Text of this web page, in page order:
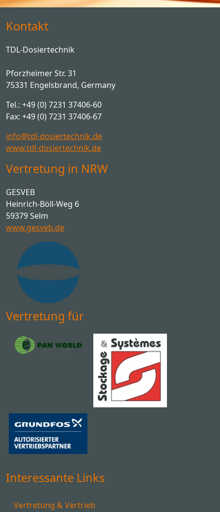
Kontakt
TDL-Dosiertechnik
Pforzheimer Str. 31
75331 Engelsbrand, Germany
Tel.: +49 (0) 7231 37406-60
Fax: +49 (0) 7231 37406-67
info@tdl-dosiertechnik.de
www.tdl-dosiertechnik.de
Vertretung in NRW
GESVEB
Heinrich-Böll-Weg 6
59379 Selm
www.gesveb.de
Vertretung für
Interessante Links
Vertretung & Vertrieb